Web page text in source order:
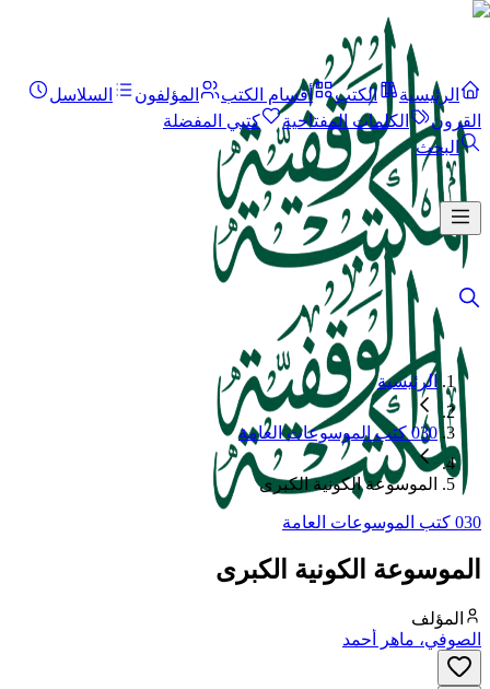
الرئيسية الكتب أقسام الكتب المؤلفون
السلاسل
القرون
الكلمات المفتاحية
كتبي المفضلة
البحث
الرئيسية
030 كتب الموسوعات العامة
الموسوعة الكونية الكبرى
030 كتب الموسوعات العامة
الموسوعة الكونية الكبرى
المؤلف
الصوفي، ماهر أحمد